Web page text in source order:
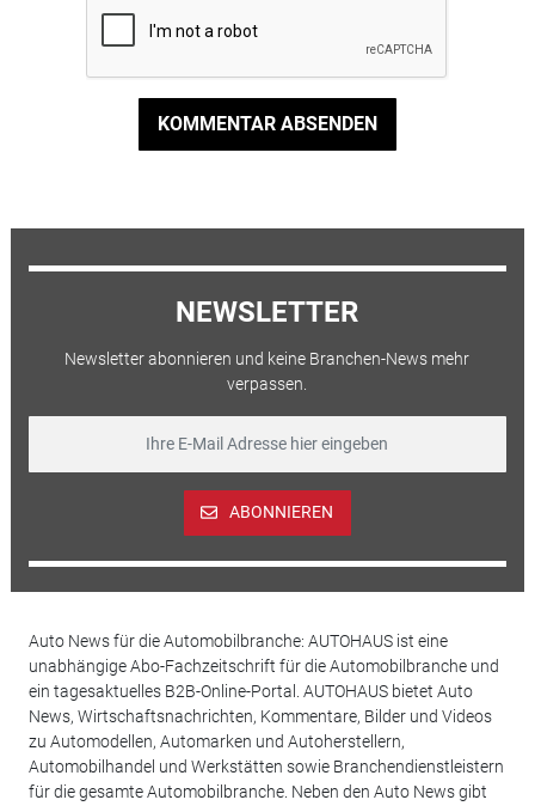
KOMMENTAR ABSENDEN
NEWSLETTER
Newsletter abonnieren und keine Branchen-News mehr
verpassen.
ABONNIEREN
Auto News für die Automobilbranche: AUTOHAUS ist eine
unabhängige Abo-Fachzeitschrift für die Automobilbranche und
ein tagesaktuelles B2B-Online-Portal. AUTOHAUS bietet Auto
News, Wirtschaftsnachrichten, Kommentare, Bilder und Videos
zu Automodellen, Automarken und Autoherstellern,
Automobilhandel und Werkstätten sowie Branchendienstleistern
für die gesamte Automobilbranche. Neben den Auto News gibt